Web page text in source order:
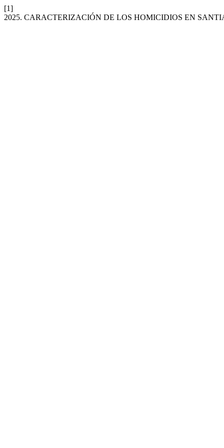
[1]
2025. CARACTERIZACIÓN DE LOS HOMICIDIOS EN